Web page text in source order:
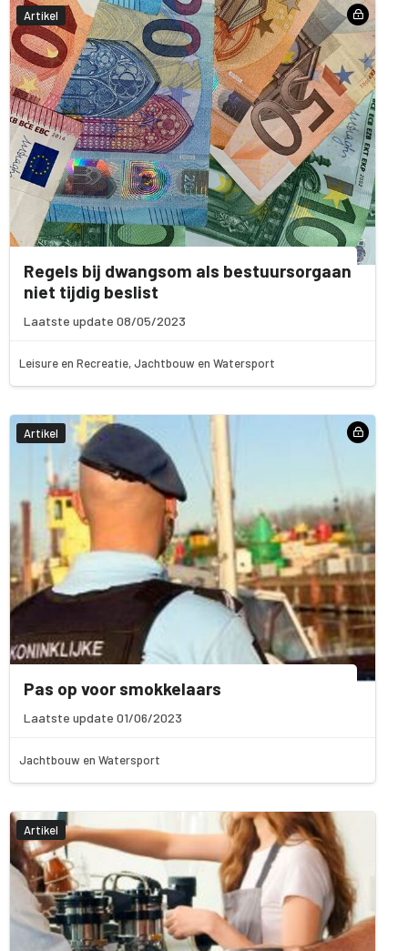
Artikel
Regels bij dwangsom als bestuursorgaan
niet tijdig beslist
Laatste update 08/05/2023
Leisure en Recreatie, Jachtbouw en Watersport
Artikel
Pas op voor smokkelaars
Laatste update 01/06/2023
Jachtbouw en Watersport
Artikel